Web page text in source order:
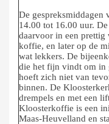
De gespreksmiddagen
14.00 tot 16.00 uur.
daarvoor in een prettig
koffie, en later op de
wat lekkers. De
die het fijn vindt om in
hoeft zich niet van
binnen. De
drempels en met een
Kloosterkoffie is een
Maas-Heuvelland en